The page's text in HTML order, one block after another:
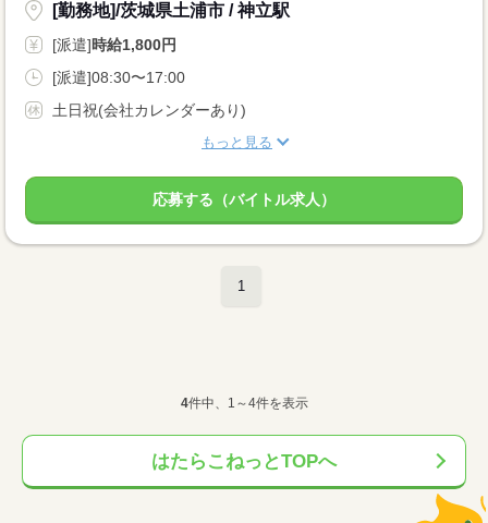
[勤務地]/茨城県土浦市 / 神立駅
[派遣]時給1,800円
[派遣]08:30〜17:00
土日祝(会社カレンダーあり)
もっと見る
応募する（バイトル求人）
1
4件中、1～4件を表示
はたらこねっとTOPへ